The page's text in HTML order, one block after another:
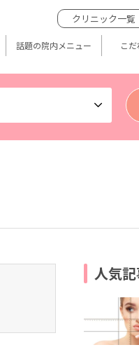
クリニック一覧
話題の院内メニュー こ
人気